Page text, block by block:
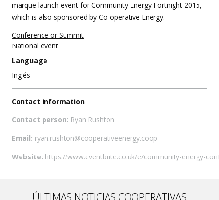
marque launch event for Community Energy Fortnight 2015,
which is also sponsored by Co-operative Energy.
Conference or Summit
National event
Language
Inglés
Contact information
Contact person: Ryan Rushton
Email: ryan.rushton@cooperativeenergy.coop
Website: https://www.eventbrite.co.uk/e/community-energy-
ÚLTIMAS NOTICIAS COOPERATIVAS